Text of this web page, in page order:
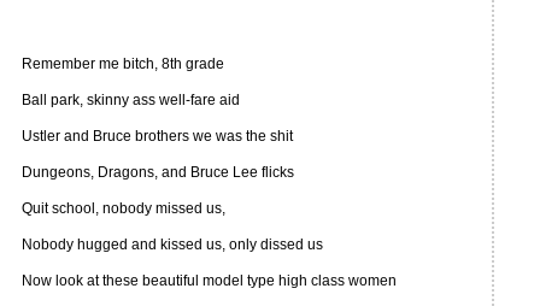
Remember me bitch, 8th grade
Ball park, skinny ass well-fare aid
Ustler and Bruce brothers we was the shit
Dungeons, Dragons, and Bruce Lee flicks
Quit school, nobody missed us,
Nobody hugged and kissed us, only dissed us
Now look at these beautiful model type high class women